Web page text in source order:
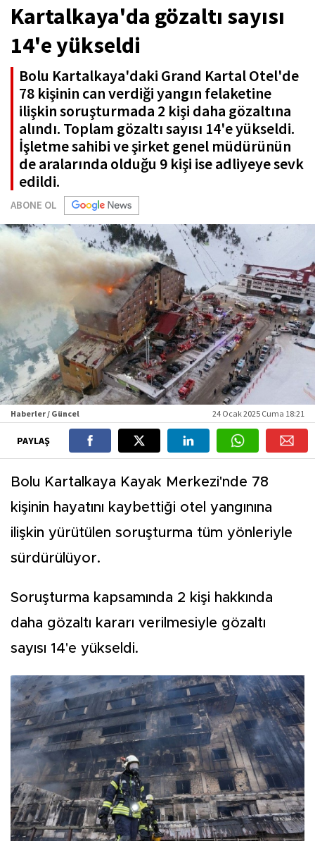
Kartalkaya'da gözaltı sayısı
14'e yükseldi
Bolu Kartalkaya'daki Grand Kartal Otel'de
78 kişinin can verdiği yangın felaketine
ilişkin soruşturmada 2 kişi daha gözaltına
alındı. Toplam gözaltı sayısı 14'e yükseldi.
İşletme sahibi ve şirket genel müdürünün
de aralarında olduğu 9 kişi ise adliyeye sevk
edildi.
ABONE OL
Haberler / Güncel 24 Ocak 2025 Cuma 18:21
PAYLAŞ
Bolu Kartalkaya Kayak Merkezi'nde 78
kişinin hayatını kaybettiği otel yangınına
ilişkin yürütülen soruşturma tüm yönleriyle
sürdürülüyor.
Soruşturma kapsamında 2 kişi hakkında
daha gözaltı kararı verilmesiyle gözaltı
sayısı 14'e yükseldi.